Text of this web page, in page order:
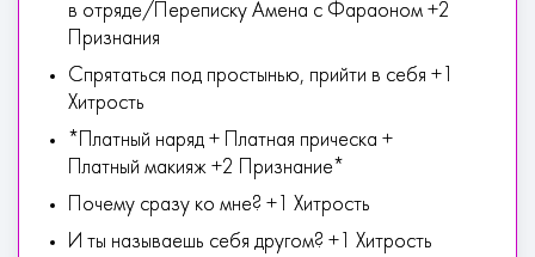
в отряде/Переписку Амена с Фараоном +2
Признания
Спрятаться под простынью, прийти в себя +1
Хитрость
*Платный наряд + Платная прическа +
Платный макияж +2 Признание*
Почему сразу ко мне? +1 Хитрость
И ты называешь себя другом? +1 Хитрость